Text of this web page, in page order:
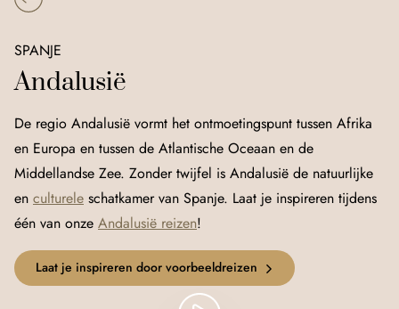
SPANJE
Andalusië
De regio Andalusië vormt het ontmoetingspunt tussen Afrika
en Europa en tussen de Atlantische Oceaan en de
Middellandse Zee. Zonder twijfel is Andalusië de natuurlijke
en culturele schatkamer van Spanje. Laat je inspireren tijdens
één van onze Andalusië reizen!
Laat je inspireren door voorbeeldreizen